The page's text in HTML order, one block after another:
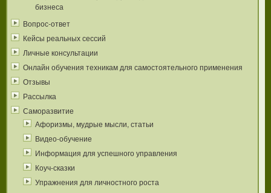
бизнеса
Вопрос-ответ
Кейсы реальных сессий
Личные консультации
Онлайн обучения техникам для самостоятельного применения
Отзывы
Рассылка
Саморазвитие
Афоризмы, мудрые мысли, статьи
Видео-обучение
Информация для успешного управления
Коуч-сказки
Упражнения для личностного роста